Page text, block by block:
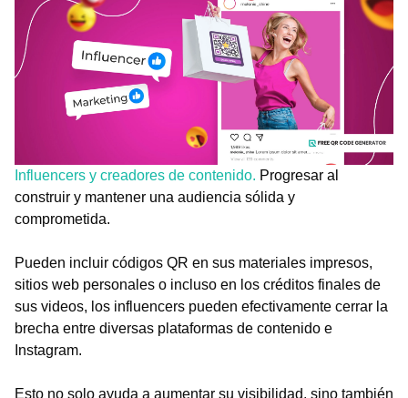
Influencers y creadores de contenido. Progresar al
construir y mantener una audiencia sólida y
comprometida.
Pueden incluir códigos QR en sus materiales impresos,
sitios web personales o incluso en los créditos finales de
sus videos, los influencers pueden efectivamente cerrar la
brecha entre diversas plataformas de contenido e
Instagram.
Esto no solo ayuda a aumentar su visibilidad, sino también